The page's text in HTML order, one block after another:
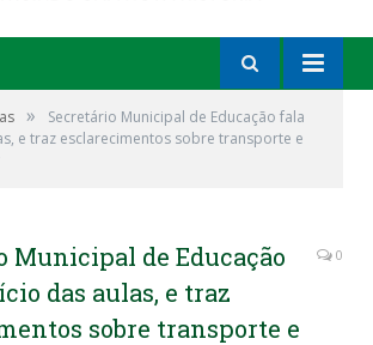
»
Secretário Municipal de Educação fala
e traz esclarecimentos sobre transporte e
Municipal de Educação
das aulas, e traz
sobre transporte e
0